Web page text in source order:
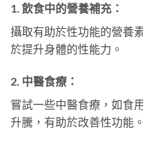
1. 飲食中的營養補充：
攝取有助於性功能的營養
於提升身體的性能力。
2. 中醫食療：
嘗試一些中醫食療，如食
升騰，有助於改善性功能。